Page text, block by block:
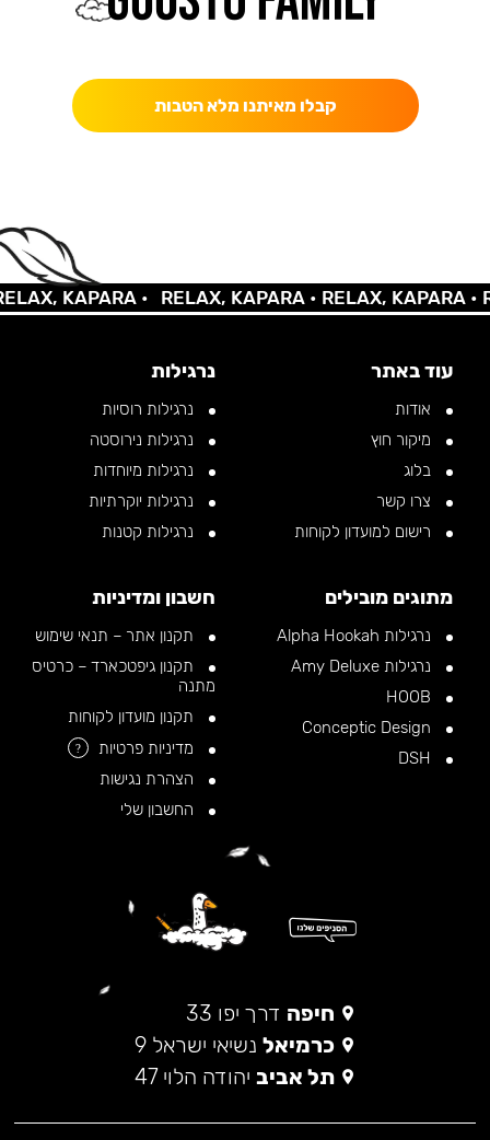
קבלו מאיתנו מלא הטבות
KAPARA • RELAX, KAPARA •RELAX, KAPARA •
עוד באתר
אודות
מיקור חוץ
בלוג
צרו קשר
רישום למועדון לקוחות
נרגילות
נרגילות רוסיות
נרגילות נירוסטה
נרגילות מיוחדות
נרגילות יוקרתיות
נרגילות קטנות
מתוגים מובילים
נרגילות Alpha Hookah
נרגילות Amy Deluxe
חשבון ומדיניות
תקנון אתר – תנאי שימוש
תקנון גיפטכארד – כרטיס
מתנה
תקנון מועדון לקוחות
מדיניות פרטיות
?
הצהרת נגישות
החשבון שלי
חיפה דרך יפו 33
כרמיאל נשיאי ישראל 9
תל אביב יהודה הלוי 47